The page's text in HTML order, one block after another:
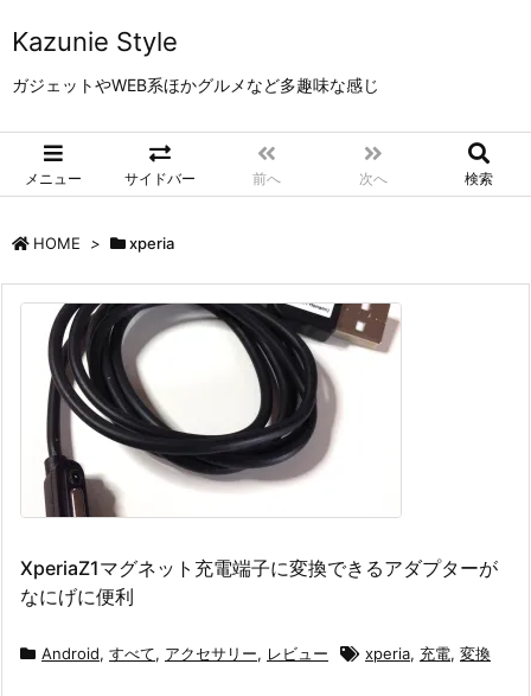
Kazunie Style
ガジェットやWEB系ほかグルメなど多趣味な感じ
メニュー サイドバー 前へ 次へ 検索
HOME > xperia
XperiaZ1マグネット充電端子に変換できるアダプターが
なにげに便利
Android, すべて, アクセサリー, レビュー xperia, 充電, 変換